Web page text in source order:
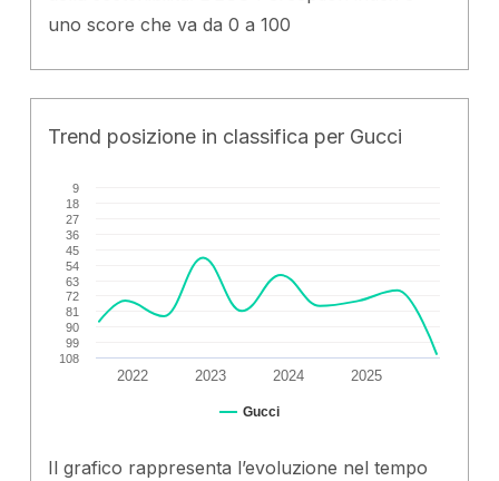
uno score che va da 0 a 100
Trend posizione in classifica per Gucci
Gucci
2022 2023 2024 2025
9
18
27
36
45
54
63
72
81
90
99
108
Il grafico rappresenta l’evoluzione nel tempo